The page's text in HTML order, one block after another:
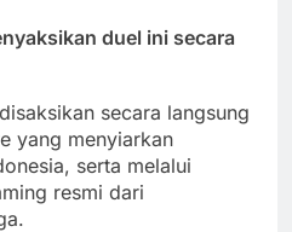
duel ini secara
secara langsung
yang menyiarkan
serta melalui
resmi dari